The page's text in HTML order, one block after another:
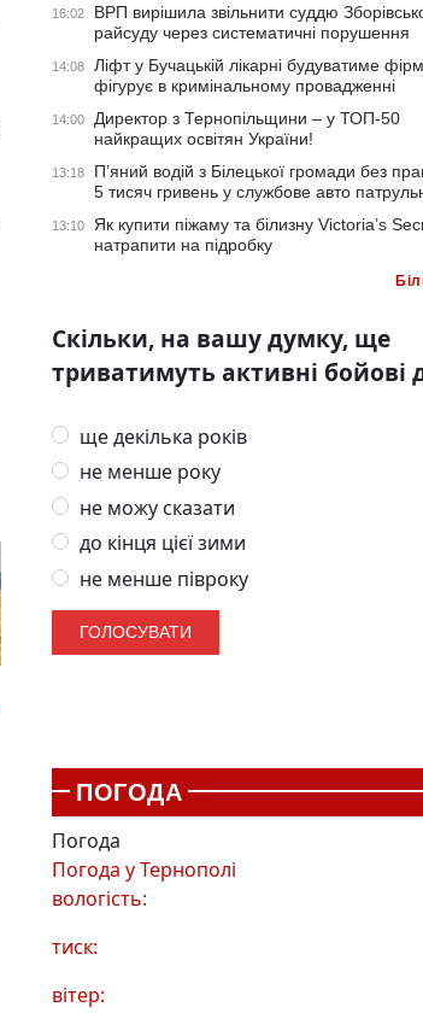
16:02
ВРП вирішила звільнити суддю
райсуду через систематичні порушення
14:08
Ліфт у Бучацькій лікарні будуватиме
фігурує в кримінальному провадженні
14:00
Директор з Тернопільщини – у ТОП-50
найкращих освітян України!
13:18
П’яний водій з Білецької громади без
5 тисяч гривень у службове авто
13:10
Як купити піжаму та білизну Victoria’s
натрапити на підробку
Скільки, на вашу думку, ще
триватимуть активні бойові
ще декілька років
не менше року
не можу сказати
до кінця цієї зими
не менше півроку
ПОГОДА
Погода
Погода уТернополі
вологість:
тиск:
вітер: